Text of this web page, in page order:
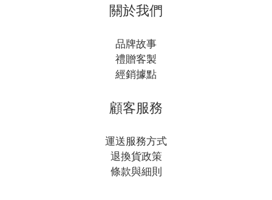
關於我們
品牌故事
禮贈客製
經銷據點
顧客服務
運送服務方式
退換貨政策
條款與細則